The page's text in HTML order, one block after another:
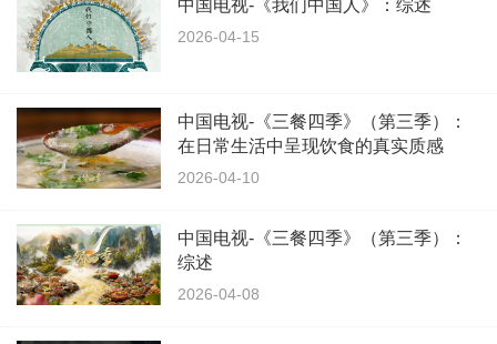
中国电视-《我们中国人》：综述
2026-04-15
中国电视-《三餐四季》（第三季）：
在日常生活中呈现饮食的真实质感
2026-04-10
中国电视-《三餐四季》（第三季）：
综述
2026-04-08